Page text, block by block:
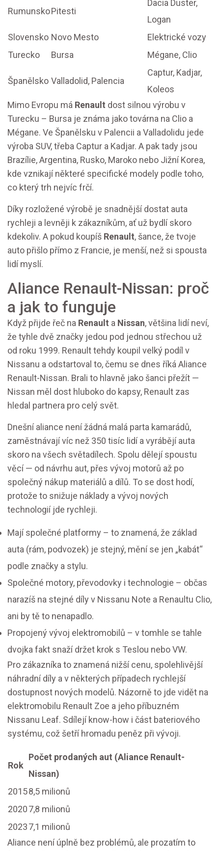
RumunskoPitesti
Dacia Duster,
Logan
Slovensko Novo Mesto
Elektrické vozy
Turecko
Bursa Mégane, Clio
Španělsko Valladolid, Palencia
Captur, Kadjar,
Koleos
Mimo Evropu má Renault dost silnou výrobu v
Turecku – Bursa je známa jako továrna na Clio a
Mégane. Ve Španělsku v Palencii a Valladolidu jede
výroba SUV, třeba Captur a Kadjar. A pak tady jsou
Brazílie, Argentina, Rusko, Maroko nebo Jižní Korea,
kde vznikají některé specifické modely podle toho,
co který trh nejvíc frčí.
Díky rozložené výrobě je snadnější dostat auta
rychleji a levněji k zákazníkům, ať už bydlí skoro
kdekoliv. A pokud koupíš Renault, šance, že tvoje
auto přišlo přímo z Francie, je menší, než si spousta
lidí myslí.
Aliance Renault-Nissan: proč
a jak to funguje
Když přijde řeč na Renault a Nissan, většina lidí neví,
že tyhle dvě značky jedou pod jednou střechou už
od roku 1999. Renault tehdy koupil velký podíl v
Nissanu a odstartoval to, čemu se dnes říká Aliance
Renault-Nissan. Brali to hlavně jako šanci přežít —
Nissan měl dost hluboko do kapsy, Renault zas
hledal partnera pro celý svět.
Dnešní aliance není žádná malá parta kamarádů,
zaměstnávají víc než 350 tisíc lidí a vyrábějí auta
skoro na všech světadílech. Spolu dělejí spoustu
věcí — od návrhu aut, přes vývoj motorů až po
společný nákup materiálů a dílů. To se dost hodí,
protože to snižuje náklady a vývoj nových
technologií jde rychleji.
Mají společné platformy – to znamená, že základ
auta (rám, podvozek) je stejný, mění se jen „kabát“
podle značky a stylu.
Společné motory, převodovky i technologie – občas
narazíš na stejné díly v Nissanu Note a Renaultu Clio,
ani by tě to nenapadlo.
Propojený vývoj elektromobilů – v tomhle se tahle
dvojka fakt snaží držet krok s Teslou nebo VW.
Pro zákazníka to znamená nižší cenu, spolehlivější
náhradní díly a v některých případech rychlejší
dostupnost nových modelů. Názorně to jde vidět na
elektromobilu Renault Zoe a jeho příbuzném
Nissanu Leaf. Sdílejí know-how i část bateriového
systému, což šetří hromadu peněz při vývoji.
Rok
Počet prodaných aut (Aliance Renault-
Nissan)
20158,5 milionů
20207,8 milionů
20237,1 milionů
Aliance není úplně bez problémů, ale prozatím to